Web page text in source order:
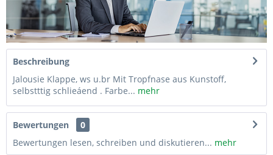
Beschreibung
Jalousie Klappe, ws u.br Mit Tropfnase aus Kunstoff,
selbstttig schlieáend . Farbe... mehr
Bewertungen
0
Bewertungen lesen, schreiben und diskutieren... mehr